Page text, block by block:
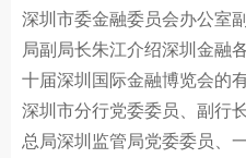
深圳市委金融委员会办公室
局副局长朱江介绍深圳金融
十届深圳国际金融博览会的
深圳市分行党委委员、副行
总局深圳监管局党委委员、